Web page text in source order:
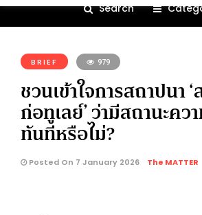
Search
BRIEF 979
ชวนเข้าใจการสถาปนา
ก่อทูเลย์’ ว่ามีสถานะคว
ทันทีหรือไม่?
Posted On 7 January 2026 The MATTER